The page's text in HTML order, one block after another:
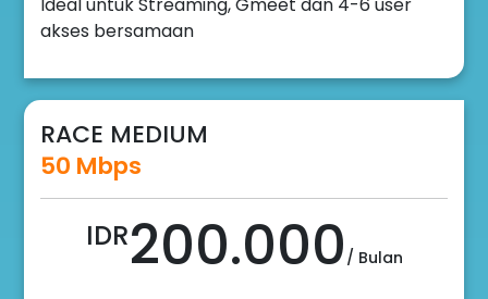
Ideal untuk Streaming, Gmeet dan 4-6 user
akses bersamaan
RACE MEDIUM
50 Mbps
IDR200.000 / Bulan